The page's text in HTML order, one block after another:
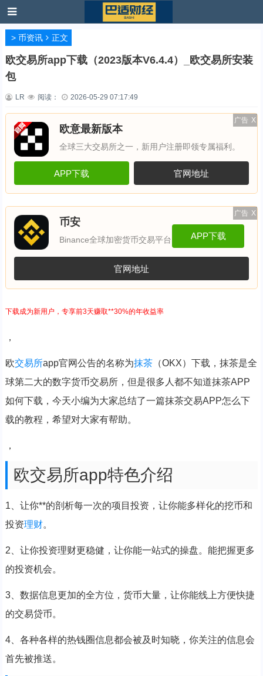
> 币资讯 正文
欧交易所app下载（2023版本V6.4.4）_欧交易所安装
包
LR 阅读： 2026-05-29 07:17:49
广告 X
欧意最新版本
全球三大交易所之一，新用户注册即领专属福利。
APP下载 官网地址
广告 X
币安
Binance全球加密货币交易平台 APP下载
官网地址
下载成为新用户，专享前3天赚取**30%的年收益率
，
欧交易所app官网公告的名称为抹茶（OKX）下载，抹茶是全
球第二大的数字货币交易所，但是很多人都不知道抹茶APP
如何下载，今天小编为大家总结了一篇抹茶交易APP怎么下
载的教程，希望对大家有帮助。
，
欧交易所app特色介绍
1、让你**的剖析每一次的项目投资，让你能多样化的挖币和
投资理财。
2、让你投资理财更稳健，让你能一站式的操盘。能把握更多
的投资机会。
3、数据信息更加的全方位，货币大量，让你能线上方便快捷
的交易贷币。
4、各种各样的热钱圈信息都会被及时知晓，你关注的信息会
首先被推送。